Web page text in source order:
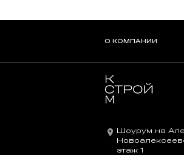
О КОМПАНИИ
Шоурум на
этаж 1